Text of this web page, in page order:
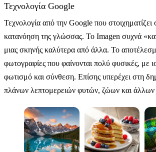
Τεχνολογία Google
Τεχνολογία από την Google που στοιχηματίζει
κατανόηση της γλώσσας. Το Imagen συχνά
μιας σκηνής καλύτερα από άλλα. Το
φωτογραφίες που φαίνονται πολύ φυσικές, με
φωτισμό και σύνθεση. Επίσης υπερέχει στη
πλάνων λεπτομερειών φυτών, ζώων και